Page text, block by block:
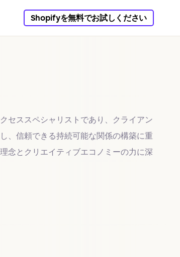
Shopifyを無料でお試しください
セススペシャリストであり、クライアン
、信頼できる持続可能な関係の構築に重
念とクリエイティブエコノミーの力に深